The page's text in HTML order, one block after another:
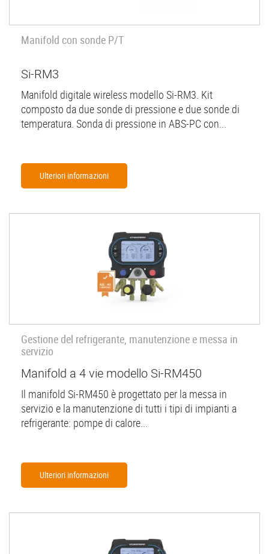
Manifold con sonde P/T
Si-RM3
Manifold digitale wireless modello Si-RM3. Kit
composto da due sonde di pressione e due sonde di
temperatura. Sonda di pressione in ABS-PC con...
Ulteriori informazioni
Gestione del refrigerante, manutenzione e messa in
servizio
Manifold a 4 vie modello Si-RM450
Il manifold Si-RM450 è progettato per la messa in
servizio e la manutenzione di tutti i tipi di impianti a
refrigerante: pompe di calore...
Ulteriori informazioni